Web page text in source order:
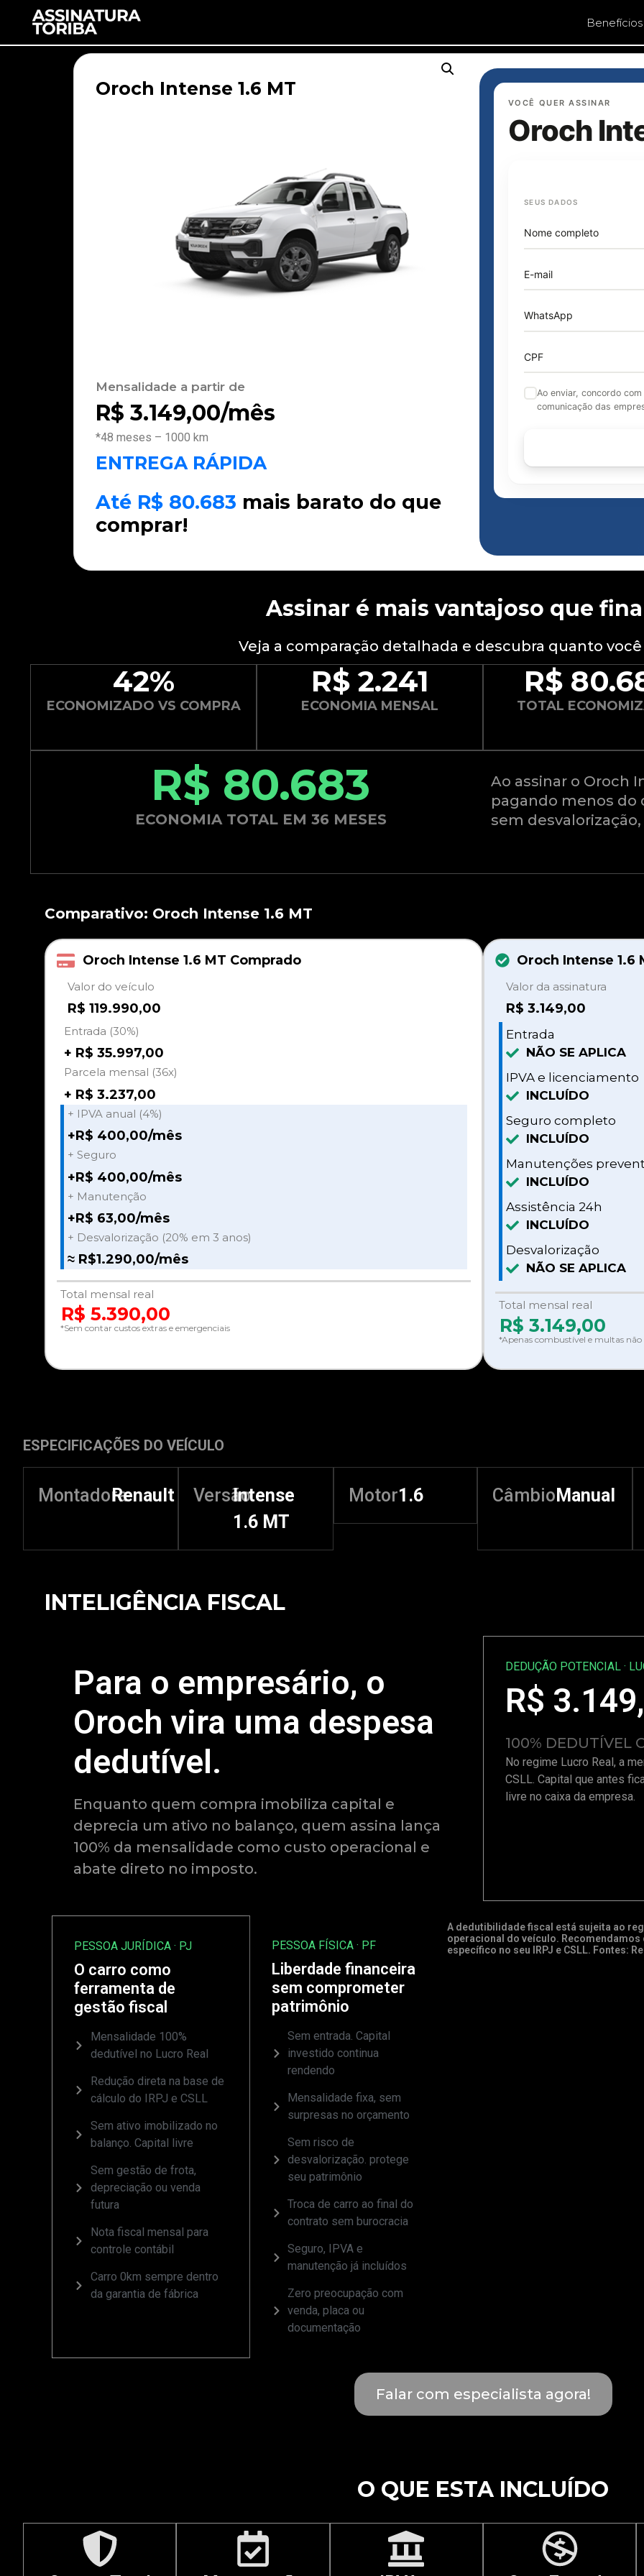
Benefícios
Oroch Intense 1.6 MT
Mensalidade a partir de
R$ 3.149,00/mês
*48 meses – 1000 km
ENTREGA RÁPIDA
Até R$ 80.683 mais barato do que
comprar!
VOCÊ QUER ASSINAR
Oroch
SEUS DADOS
Nome completo
E-mail
WhatsApp
CPF
Ao enviar, concordo
comunicação das
Assinar é mais vantajoso que
Veja a comparação detalhada e descubra quanto
42%
ECONOMIZADO VS COMPRA
R$ 2.241
ECONOMIA MENSAL
R$
TOTAL
R$ 80.683
ECONOMIA TOTAL EM 36 MESES
Ao assinar o Oroch
pagando menos do
sem
Comparativo: Oroch Intense 1.6 MT
Oroch Intense 1.6 MT Comprado
Valor do veículo
R$ 119.990,00
Entrada (30%)
+ R$ 35.997,00
Parcela mensal (36x)
+ R$ 3.237,00
+ IPVA anual (4%)
+R$ 400,00/mês
+ Seguro
+R$ 400,00/mês
+ Manutenção
+R$ 63,00/mês
+ Desvalorização (20% em 3 anos)
≈ R$1.290,00/mês
Total mensal real
R$ 5.390,00
*Sem contar custos extras e emergenciais
Oroch Intense 1.6
Valor da assinatura
R$ 3.149,00
Entrada
NÃO SE APLICA
IPVA e licenciamento
INCLUÍDO
Seguro completo
INCLUÍDO
Manutenções
INCLUÍDO
Assistência 24h
INCLUÍDO
Desvalorização
NÃO SE APLICA
Total mensal real
R$ 3.149,00
*Apenas combustível e multas não
ESPECIFICAÇÕES DO VEÍCULO
MontadoraRenault VersãoIntense
1.6 MT
Motor1.6 CâmbioManual
INTELIGÊNCIA FISCAL
Para o empresário, o
Oroch vira uma despesa
dedutível.
Enquanto quem compra imobiliza capital e
deprecia um ativo no balanço, quem assina lança
100% da mensalidade como custo operacional e
abate direto no imposto.
DEDUÇÃO POTENCIAL ·
R$
100% DEDUTÍVEL
No regime Lucro Real, a
CSLL. Capital que antes
livre no caixa da empresa.
PESSOA JURÍDICA · PJ
O carro como
ferramenta de
gestão fiscal
Mensalidade 100%
dedutível no Lucro Real
Redução direta na base de
cálculo do IRPJ e CSLL
Sem ativo imobilizado no
balanço. Capital livre
Sem gestão de frota,
depreciação ou venda
futura
Nota fiscal mensal para
controle contábil
Carro 0km sempre dentro
da garantia de fábrica
PESSOA FÍSICA · PF
Liberdade financeira
sem comprometer
patrimônio
Sem entrada. Capital
investido continua
rendendo
Mensalidade fixa, sem
surpresas no orçamento
Sem risco de
desvalorização. protege
seu patrimônio
Troca de carro ao final do
contrato sem burocracia
Seguro, IPVA e
manutenção já incluídos
Zero preocupação com
venda, placa ou
documentação
A dedutibilidade fiscal está sujeita ao
operacional do veículo.
específico no seu IRPJ e CSLL. Fontes:
Falar com especialista agora!
O QUE ESTA INCLUÍDO